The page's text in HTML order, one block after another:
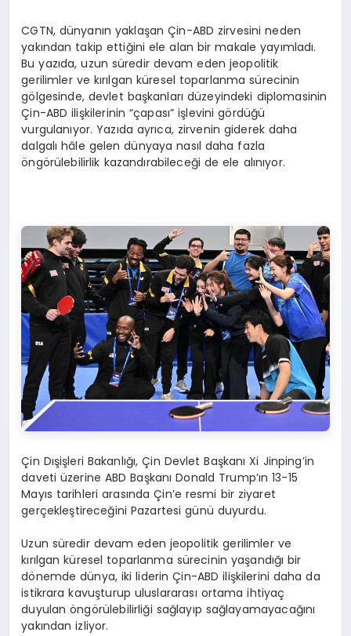
CGTN, dünyanın yaklaşan Çin-ABD zirvesini neden
yakından takip ettiğini ele alan bir makale yayımladı.
Bu yazıda, uzun süredir devam eden jeopolitik
gerilimler ve kırılgan küresel toparlanma sürecinin
gölgesinde, devlet başkanları düzeyindeki diplomasinin
Çin-ABD ilişkilerinin “çapası” işlevini gördüğü
vurgulanıyor. Yazıda ayrıca, zirvenin giderek daha
dalgalı hâle gelen dünyaya nasıl daha fazla
öngörülebilirlik kazandırabileceği de ele alınıyor.
Çin Dışişleri Bakanlığı, Çin Devlet Başkanı Xi Jinping’in
daveti üzerine ABD Başkanı Donald Trump’ın 13-15
Mayıs tarihleri arasında Çin’e resmi bir ziyaret
gerçekleştireceğini Pazartesi günü duyurdu.
Uzun süredir devam eden jeopolitik gerilimler ve
kırılgan küresel toparlanma sürecinin yaşandığı bir
dönemde dünya, iki liderin Çin-ABD ilişkilerini daha da
istikrara kavuşturup uluslararası ortama ihtiyaç
duyulan öngörülebilirliği sağlayıp sağlayamayacağını
yakından izliyor.